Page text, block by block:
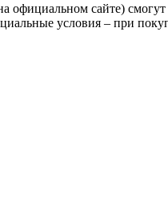
сайте)
условия – при